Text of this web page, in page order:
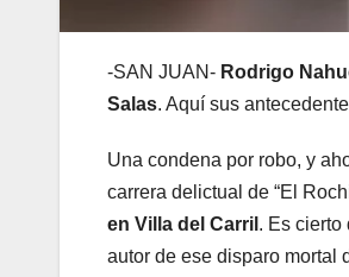
-SAN JUAN- Rodrigo
Salas. Aquí sus
Una condena por robo, y
carrera delictual de “El
en Villa del Carril . Es cierto
autor de ese disparo mortal